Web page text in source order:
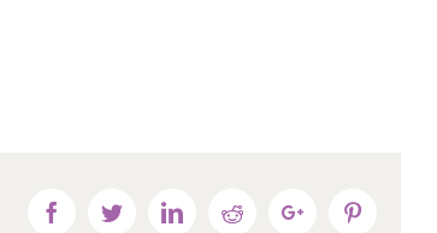
FacebookTwitterLinkedinRedditGoogle+